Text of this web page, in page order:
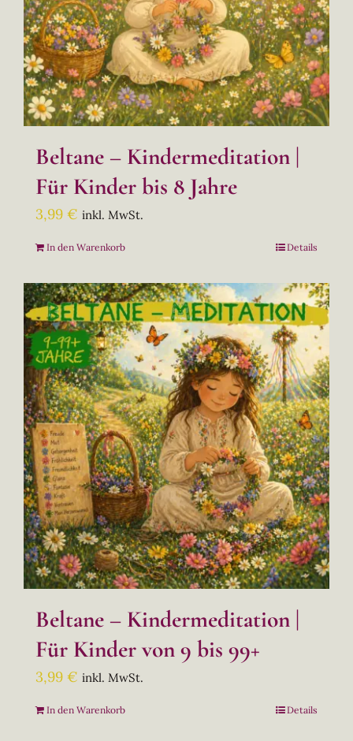
Beltane – Kindermeditation |
Für Kinder bis 8 Jahre
3,99 € inkl. MwSt.
In den Warenkorb Details
Beltane – Kindermeditation |
Für Kinder von 9 bis 99+
3,99 € inkl. MwSt.
In den Warenkorb Details